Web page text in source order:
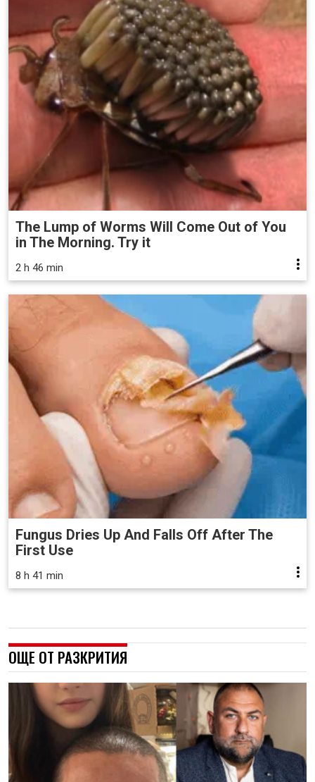
The Lump of Worms Will Come Out of You
in The Morning. Try it
2 h 46 min
Fungus Dries Up And Falls Off After The
First Use
8 h 41 min
ОЩЕ ОТ РАЗКРИТИЯ